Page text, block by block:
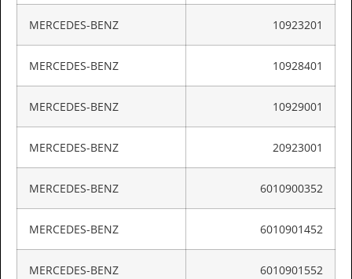
MERCEDES-BENZ 10923201
MERCEDES-BENZ 10928401
MERCEDES-BENZ 10929001
MERCEDES-BENZ 20923001
MERCEDES-BENZ 6010900352
MERCEDES-BENZ 6010901452
MERCEDES-BENZ 6010901552